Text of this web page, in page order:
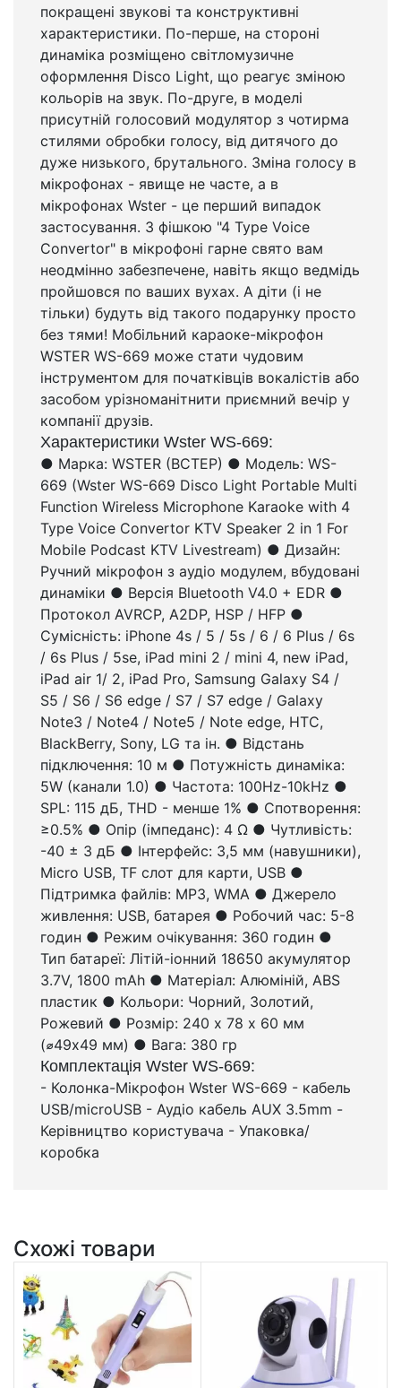
покращені звукові та конструктивні
характеристики. По-перше, на стороні
динаміка розміщено світломузичне
оформлення Disco Light, що реагує зміною
кольорів на звук. По-друге, в моделі
присутній голосовий модулятор з чотирма
стилями обробки голосу, від дитячого до
дуже низького, брутального. Зміна голосу в
мікрофонах - явище не часте, а в
мікрофонах Wster - це перший випадок
застосування. З фішкою "4 Type Voice
Convertor" в мікрофоні гарне свято вам
неодмінно забезпечене, навіть якщо ведмідь
пройшовся по ваших вухах. А діти (і не
тільки) будуть від такого подарунку просто
без тями! Мобільний караоке-мікрофон
WSTER WS-669 може стати чудовим
інструментом для початківців вокалістів або
засобом урізноманітнити приємний вечір у
компанії друзів.
Характеристики Wster WS-669:
● Марка: WSTER (ВСТЕР) ● Модель: WS-
669 (Wster WS-669 Disco Light Portable Multi
Function Wireless Microphone Karaoke with 4
Type Voice Convertor KTV Speaker 2 in 1 For
Mobile Podcast KTV Livestream) ● Дизайн:
Ручний мікрофон з аудіо модулем, вбудовані
динаміки ● Версія Bluetooth V4.0 + EDR ●
Протокол AVRCP, A2DP, HSP / HFP ●
Сумісність: iPhone 4s / 5 / 5s / 6 / 6 Plus / 6s
/ 6s Plus / 5se, iPad mini 2 / mini 4, new iPad,
iPad air 1/ 2, iPad Pro, Samsung Galaxy S4 /
S5 / S6 / S6 edge / S7 / S7 edge / Galaxy
Note3 / Note4 / Note5 / Note edge, HTC,
BlackBerry, Sony, LG та ін. ● Відстань
підключення: 10 м ● Потужність динаміка:
5W (канали 1.0) ● Частота: 100Hz-10kHz ●
SPL: 115 дБ, THD - менше 1% ● Спотворення:
≥0.5% ● Опір (імпеданс): 4 Ω ● Чутливість:
-40 ± 3 дБ ● Інтерфейс: 3,5 мм (навушники),
Micro USB, TF слот для карти, USB ●
Підтримка файлів: MP3, WMA ● Джерело
живлення: USB, батарея ● Робочий час: 5-8
годин ● Режим очікування: 360 годин ●
Тип батареї: Літій-іонний 18650 акумулятор
3.7V, 1800 mAh ● Матеріал: Алюміній, ABS
пластик ● Кольори: Чорний, Золотий,
Рожевий ● Розмір: 240 х 78 х 60 мм
(⌀49x49 мм) ● Вага: 380 гр
Комплектація Wster WS-669:
- Колонка-Мікрофон Wster WS-669 - кабель
USB/microUSB - Аудіо кабель AUX 3.5mm -
Керівництво користувача - Упаковка/
коробка
Схожі товари